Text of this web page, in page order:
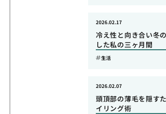
冷え性と向き合い冬
した私の三ヶ月間
2026.02.17
生活
頭頂部の薄毛を隠す
イリング術
2026.02.07